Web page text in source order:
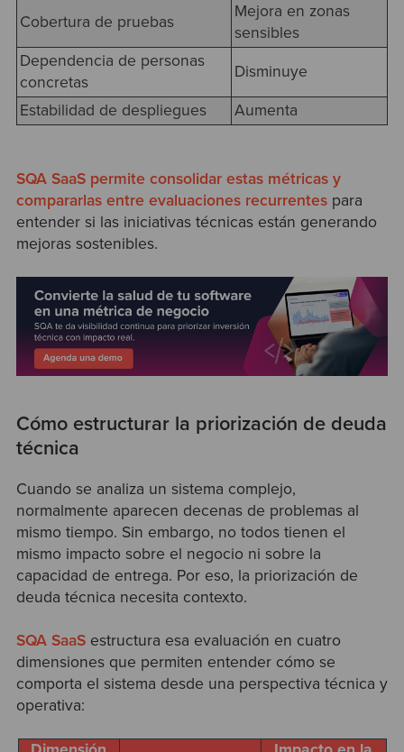
Cobertura de pruebas
Mejora en zonas
sensibles
Dependencia de personas
concretas
Disminuye
Estabilidad de despliegues Aumenta
SQA SaaS permite consolidar estas métricas y
compararlas entre evaluaciones recurrentespara
entender si las iniciativas técnicas están generando
mejoras sostenibles.
Cómo estructurar la priorización de deuda
técnica
Cuando se analiza un sistema complejo,
normalmente aparecen decenas de problemas al
mismo tiempo. Sin embargo, no todos tienen el
mismo impacto sobre el negocio ni sobre la
capacidad de entrega. Por eso, la priorización de
deuda técnica necesita contexto.
SQA SaaSestructura esa evaluación en cuatro
dimensiones que permiten entender cómo se
comporta el sistema desde una perspectiva técnica y
operativa: